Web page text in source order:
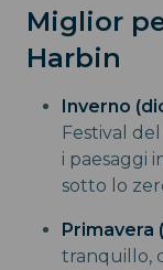
Miglior
Harbin
Inverno
Festival
i paesaggi
sotto lo
Primavera
tranquillo,